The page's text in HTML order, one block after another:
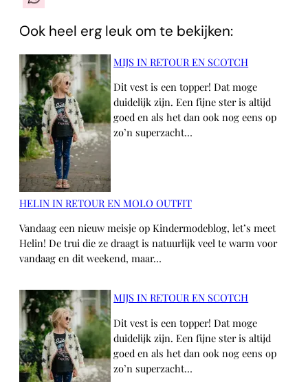
Ook heel erg leuk om te bekijken:
MIJS IN RETOUR EN SCOTCH
Dit vest is een topper! Dat moge
duidelijk zijn. Een fijne ster is altijd
goed en als het dan ook nog eens op
zo’n superzacht…
HELIN IN RETOUR EN MOLO OUTFIT
Vandaag een nieuw meisje op Kindermodeblog, let’s meet
Helin! De trui die ze draagt is natuurlijk veel te warm voor
vandaag en dit weekend, maar…
MIJS IN RETOUR EN SCOTCH
Dit vest is een topper! Dat moge
duidelijk zijn. Een fijne ster is altijd
goed en als het dan ook nog eens op
zo’n superzacht…